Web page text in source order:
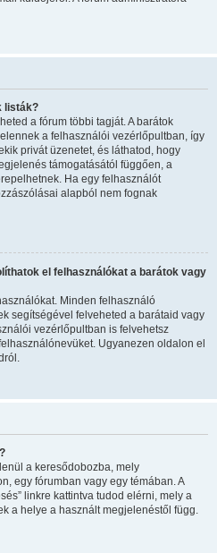
listák?
a fórum többi tagját. A barátok
a felhasználói vezérlőpultban, így
privát üzenetet, és láthatod, hogy
támogatásától függően, a
Ha egy felhasználót
alapból nem fognak
el felhasználókat a barátok vagy
Minden felhasználó
segítségével felveheted a barátaid vagy
vezérlőpultban is felvehetsz
Ugyanezen oldalon el
a keresődobozba, mely
egy fórumban vagy egy témában. A
linkre kattintva tudod elérni, mely a
a helye a használt megjelenéstől függ.